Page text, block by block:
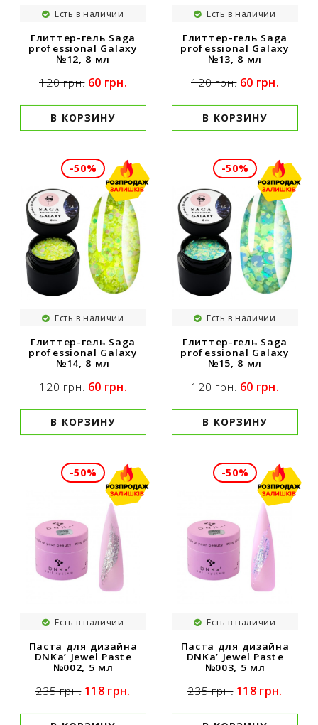
Есть в наличии
Глиттер-гель Saga
professional Galaxy
№12, 8 мл
120 грн. 60 грн.
В КОРЗИНУ
Есть в наличии
Глиттер-гель Saga
professional Galaxy
№13, 8 мл
120 грн. 60 грн.
В КОРЗИНУ
-50%
Есть в наличии
Глиттер-гель Saga
professional Galaxy
№14, 8 мл
120 грн. 60 грн.
В КОРЗИНУ
-50%
Есть в наличии
Глиттер-гель Saga
professional Galaxy
№15, 8 мл
120 грн. 60 грн.
В КОРЗИНУ
-50%
Есть в наличии
Паста для дизайна
DNKa’ Jewel Paste
№002, 5 мл
235 грн. 118 грн.
-50%
Есть в наличии
Паста для дизайна
DNKa’ Jewel Paste
№003, 5 мл
235 грн. 118 грн.